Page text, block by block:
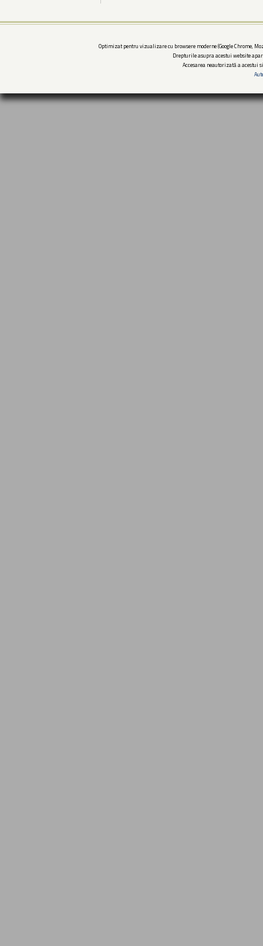
Optimizat pentru vizualizare cu browsere moderne (Google Chrome,
Drepturile asupra acestui website
Accesarea neautorizată a acestui